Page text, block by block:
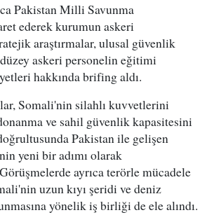
Pakistan Milli Savunma
ederek kurumun askeri
araştırmalar, ulusal güvenlik
düzey askeri personelin eğitimi
hakkında brifing aldı.
Somali'nin silahlı kuvvetlerini
ve sahil güvenlik kapasitesini
Pakistan ile gelişen
yeni bir adımı olarak
ayrıca terörle mücadele
uzun kıyı şeridi ve deniz
yönelik iş birliği de ele alındı.